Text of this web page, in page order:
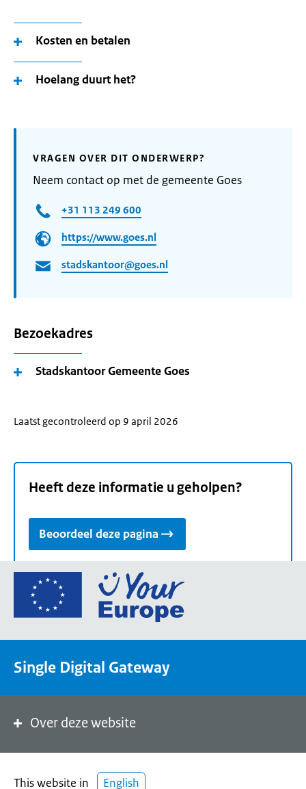
Kosten en betalen
Hoelang duurt het?
VRAGEN OVER DIT ONDERWERP?
Neem contact op met de gemeente Goes
+31 113 249 600
https://www.goes.nl
stadskantoor@goes.nl
Bezoekadres
Stadskantoor Gemeente Goes
Laatst gecontroleerd op 9 april 2026
Heeft deze informatie u geholpen?
Beoordeel deze pagina
Ga
de
een
de
Single Digital Gateway
Over deze website
This website in English